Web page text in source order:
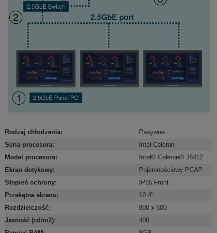
Rodzaj chłodzenia:
Pasywne
Seria procesora:
Intel Celeron
Model procesora:
Intel® Celeron® J6412
Ekran dotykowy:
Pojemnościowy PCAP
Stopień ochrony:
IP65 Front
Przekątna ekranu:
10.4"
Rozdzielczość:
800 x 600
Jasność (cd/m2):
400